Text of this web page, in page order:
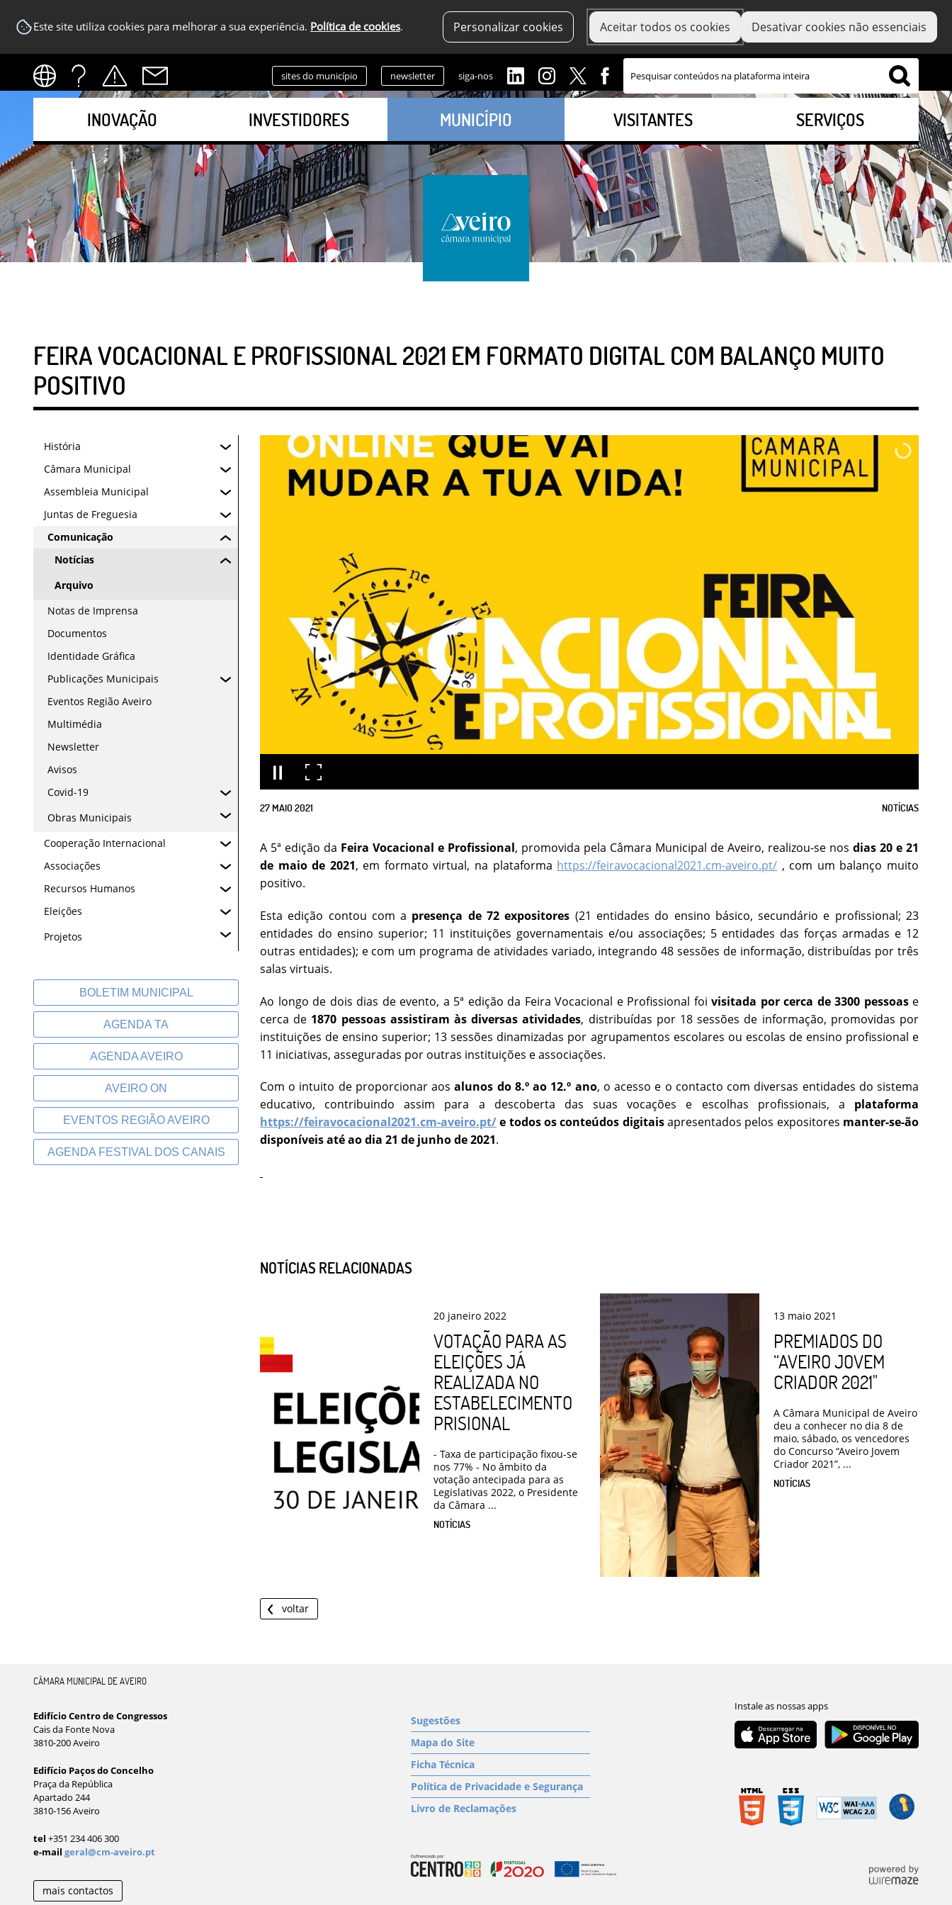
Este site utiliza cookies para melhorar a sua experiência. Política de cookies. Personalizar cookies Aceitar todos os cookies Desativar cookies não essenciais
sites do município newsletter siga-nos
INOVAÇÃO INVESTIDORES MUNICÍPIO VISITANTES SERVIÇOS
FEIRA VOCACIONAL E PROFISSIONAL 2021 EM FORMATO DIGITAL COM BALANÇO MUITO
POSITIVO
História
Câmara Municipal
Assembleia Municipal
Juntas de Freguesia
Comunicação
Notícias
Arquivo
Notas de Imprensa
Documentos
Identidade Gráfica
Publicações Municipais
Eventos Região Aveiro
Multimédia
Newsletter
Avisos
Covid-19
Obras Municipais
Cooperação Internacional
Associações
Recursos Humanos
Eleições
Projetos
BOLETIM MUNICIPAL
AGENDA TA
AGENDA AVEIRO
AVEIRO ON
EVENTOS REGIÃO AVEIRO
AGENDA FESTIVAL DOS CANAIS
27 MAIO2021 NOTÍCIAS
A 5ª edição da Feira Vocacional e Profissional, promovida pela Câmara Municipal de Aveiro, realizou-se nos dias 20 e 21
de maio de 2021, em formato virtual, na plataforma https://feiravocacional2021.cm-aveiro.pt/ , com um balanço muito
positivo.
Esta edição contou com a presença de 72 expositores (21 entidades do ensino básico, secundário e profissional; 23
entidades do ensino superior; 11 instituições governamentais e/ou associações; 5 entidades das forças armadas e 12
outras entidades); e com um programa de atividades variado, integrando 48 sessões de informação, distribuídas por três
salas virtuais.
Ao longo de dois dias de evento, a 5ª edição da Feira Vocacional e Profissional foi visitada por cerca de 3300 pessoase
cerca de 1870 pessoas assistiram às diversas atividades, distribuídas por 18 sessões de informação, promovidas por
instituições de ensino superior; 13 sessões dinamizadas por agrupamentos escolares ou escolas de ensino profissional e
11 iniciativas, asseguradas por outras instituições e associações.
Com o intuito de proporcionar aosalunos do 8.º ao 12.º ano, o acesso e o contacto com diversas entidades do sistema
educativo, contribuindo assim para a descoberta das suas vocações e escolhas profissionais, a plataforma
https://feiravocacional2021.cm-aveiro.pt/e todos os conteúdos digitaisapresentados pelos expositores manter-se-ão
disponíveis até ao dia 21 de junho de 2021.
NOTÍCIAS RELACIONADAS
20 janeiro 2022
VOTAÇÃO PARA AS
ELEIÇÕES JÁ
REALIZADA NO
ESTABELECIMENTO
PRISIONAL
- Taxa de participação fixou-se
nos 77% - No âmbito da
votação antecipada para as
Legislativas 2022, o Presidente
da Câmara ...
NOTÍCIAS
13 maio 2021
PREMIADOS DO
“AVEIRO JOVEM
CRIADOR 2021"
A Câmara Municipal de Aveiro
deu a conhecer no dia 8 de
maio, sábado, os vencedores
do Concurso “Aveiro Jovem
Criador 2021”, ...
NOTÍCIAS
voltar
CÂMARA MUNICIPAL DE AVEIRO
Edifício Centro de Congressos
Cais da Fonte Nova
3810-200 Aveiro
Edifício Paços do Concelho
Praça da República
Apartado 244
3810-156 Aveiro
tel +351 234 406 300
e-mail geral@cm-aveiro.pt
mais contactos
Sugestões
Mapa do Site
Ficha Técnica
Política de Privacidade e Segurança
Livro de Reclamações